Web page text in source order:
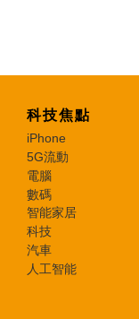
科技焦點
iPhone
5G流動
電腦
數碼
智能家居
科技
汽車
人工智能